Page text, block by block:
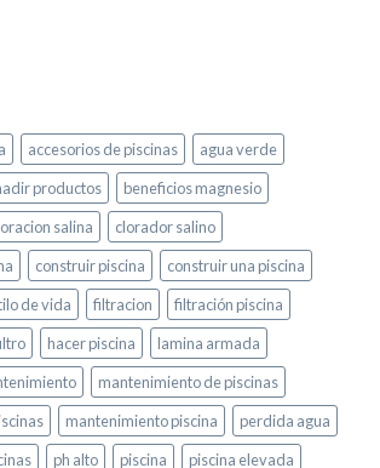
accesorios de piscinas
agua verde
productos
beneficios magnesio
salina
clorador salino
construir piscina
construir una piscina
de vida filtracion
filtración piscina
hacer piscina
lamina armada
mantenimiento de piscinas
mantenimiento piscina
perdida agua
ph alto piscina
piscina elevada